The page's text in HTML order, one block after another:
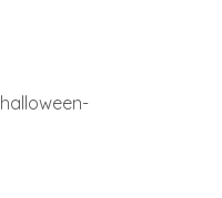
halloween-